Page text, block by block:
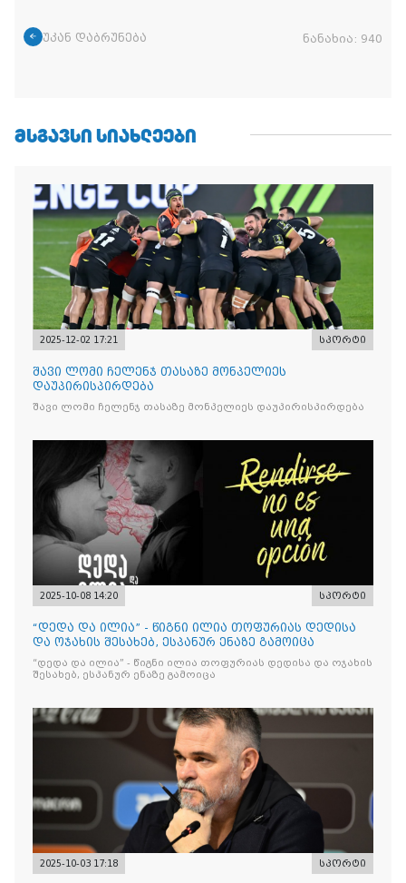
უკან დაბრუნება ნანახია: 940
ᲛᲡᲒᲐᲕᲡᲘ ᲡᲘᲐᲮᲚᲔᲔᲑᲘ
2025-12-02 17:21 სპორტი
შავი ლომი ჩელენჯ თასაზე მონპელიეს
დაუპირისპირდება
შავი ლომი ჩელენჯ თასაზე მონპელიეს დაუპირისპირდება
2025-10-08 14:20 სპორტი
“დედა და ილია” - წიგნი ილია თოფურიას დედისა
და ოჯახის შესახებ, ესპანურ ენაზე გამოიცა
“დედა და ილია” - წიგნი ილია თოფურიას დედისა და ოჯახის
შესახებ, ესპანურ ენაზე გამოიცა
2025-10-03 17:18 სპორტი